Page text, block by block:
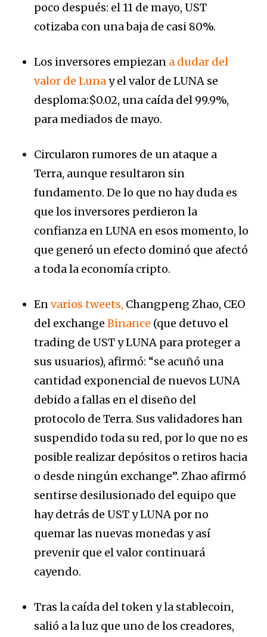
poco después: el 11 de mayo, UST
cotizaba con una baja de casi 80%.
Los inversores empiezan a dudar del
valor de Lunay el valor de LUNA se
desploma:$0.02, una caída del 99.9%,
para mediados de mayo.
Circularon rumores de un ataque a
Terra, aunque resultaron sin
fundamento. De lo que no hay duda es
que los inversores perdieron la
confianza en LUNA en esos momento, lo
que generó un efecto dominó que afectó
a toda la economía cripto.
Envarios tweets, Changpeng Zhao, CEO
del exchange Binance (que detuvo el
trading de UST y LUNA para proteger a
sus usuarios), afirmó: “se acuñó una
cantidad exponencial de nuevos LUNA
debido a fallas en el diseño del
protocolo de Terra. Sus validadores han
suspendido toda su red, por lo que no es
posible realizar depósitos o retiros hacia
o desde ningún exchange”. Zhao afirmó
sentirse desilusionado del equipo que
hay detrás de UST y LUNA por no
quemar las nuevas monedas y así
prevenir que el valor continuará
cayendo.
Tras la caída del token y la stablecoin,
salió a la luz que uno de los creadores,